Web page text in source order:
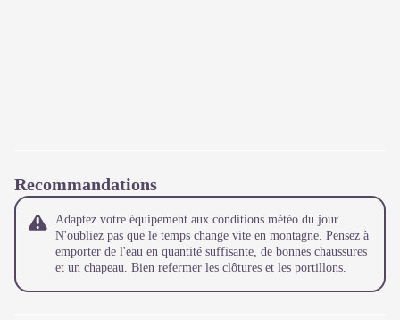
Recommandations
Adaptez votre équipement aux conditions météo du jour.
N'oubliez pas que le temps change vite en montagne. Pensez à
emporter de l'eau en quantité suffisante, de bonnes chaussures
et un chapeau. Bien refermer les clôtures et les portillons.